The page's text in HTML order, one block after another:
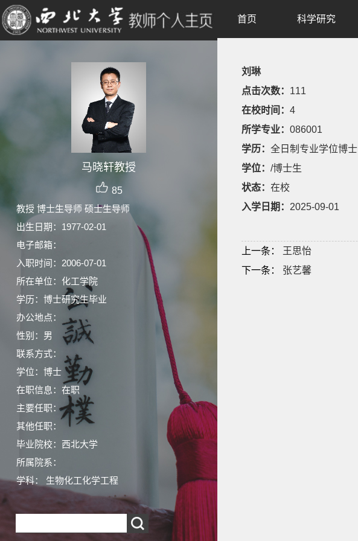
马晓轩教授
85
教授 博士生导师 硕士生导师
出生日期：1977-02-01
电子邮箱：
入职时间：2006-07-01
所在单位：化工学院
学历：博士研究生毕业
办公地点：
性别：男
联系方式：
学位：博士
在职信息：在职
主要任职：
其他任职：
毕业院校：西北大学
所属院系：
学科： 生物化工化学工程
首页 科学研究
刘琳
点击次数： 111
在校时间： 4
所学专业： 086001
学历： 全日制专业学位博士
学位： /博士生
状态： 在校
入学日期： 2025-09-01
上一条：
王思怡
下一条：
张艺馨